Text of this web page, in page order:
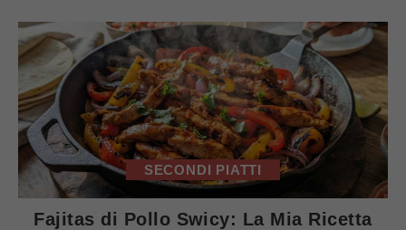
SECONDI PIATTI
Fajitas di Pollo Swicy: La Mia Ricetta